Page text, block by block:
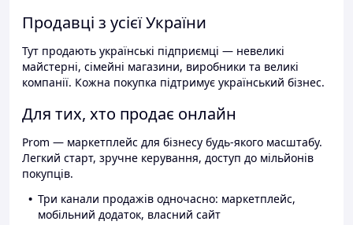
Продавці з усієї України
Тут продають українські підприємці — невеликі
майстерні, сімейні магазини, виробники та великі
компанії. Кожна покупка підтримує український бізнес.
Для тих, хто продає онлайн
Prom — маркетплейс для бізнесу будь-якого масштабу.
Легкий старт, зручне керування, доступ до мільйонів
покупців.
Три канали продажів одночасно: маркетплейс,
мобільний додаток, власний сайт